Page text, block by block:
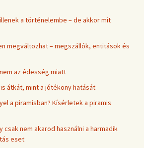
a történelembe – de akkor mit
megváltozhat – megszállók, entitások és
az édesség miatt
átkát, mint a jótékony hatását
a piramisban? Kísérletek a piramis
nem akarod használni a harmadik
eset